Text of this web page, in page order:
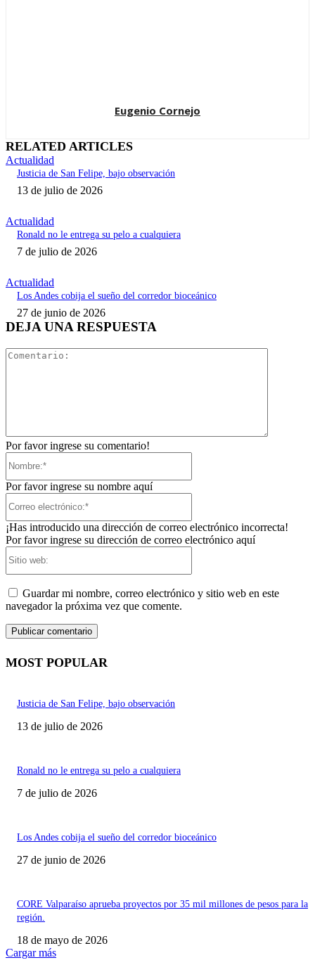
Eugenio Cornejo
RELATED ARTICLES
Actualidad
Justicia de San Felipe, bajo observación
13 de julio de 2026
Actualidad
Ronald no le entrega su pelo a cualquiera
7 de julio de 2026
Actualidad
Los Andes cobija el sueño del corredor bioceánico
27 de junio de 2026
DEJA UNA RESPUESTA
Por favor ingrese su comentario!
Por favor ingrese su nombre aquí
¡Has introducido una dirección de correo electrónico incorrecta!
Por favor ingrese su dirección de correo electrónico aquí
Guardar mi nombre, correo electrónico y sitio web en este
navegador la próxima vez que comente.
MOST POPULAR
Justicia de San Felipe, bajo observación
13 de julio de 2026
Ronald no le entrega su pelo a cualquiera
7 de julio de 2026
Los Andes cobija el sueño del corredor bioceánico
27 de junio de 2026
CORE Valparaíso aprueba proyectos por 35 mil millones de pesos para la
región.
18 de mayo de 2026
Cargar más